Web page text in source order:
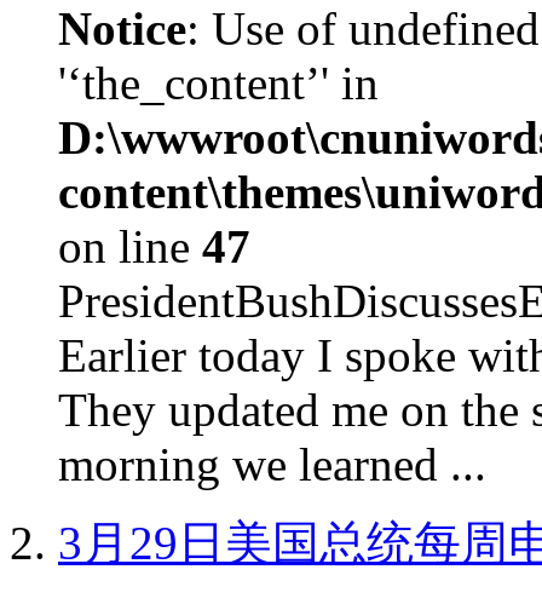
Notice: Use of
'‘the_content’' in
on line 47
Earlier today I spoke
They updated me on the
morning we learned ...
3月29日美国总统每周